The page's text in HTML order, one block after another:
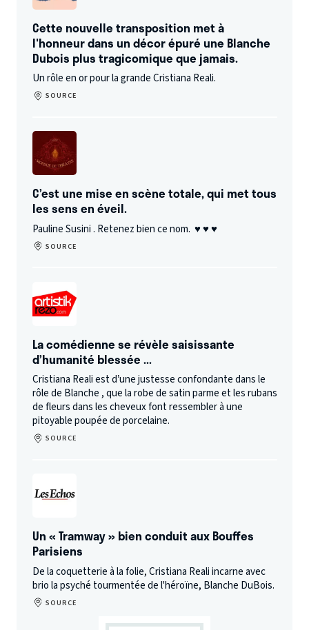
Opera Théâtre Metz Métropole
- 57000 METZ
Du 13/03/25 au 14/03/25 à 20:00
Théâtre du Casino Barrière
- 95880 ENGHIEN LES BAINS
Le 22/03/25 à 20:30
- 42000 ST ETIENNE
Le 29/03/25 à 20:30
Gare du Midi
- 64200 BIARRITZ
Le 02/04/25 à 20:30
Le Pin Galant
- 33700 MERIGNAC
Le 03/04/25 à 20:30
- 69300 CALUIRE ET CUIRE
Le 05/04/25 à 20:30
- 33120 ARCACHON
Le 10/04/25 à 20:30
Le Colisée
- 59100 ROUBAIX
Le 23/04/25 à 20:00
Palais des Congrès de Tours
Cette nouvelle transposition met à
l'honneur dans un décor épuré une Blanche
Dubois plus tragicomique que jamais.
Un rôle en or pour la grande Cristiana Reali.
SOURCE
C’est une mise en scène totale, qui met tous
les sens en éveil.
Pauline Susini . Retenez bien ce nom. ♥ ♥ ♥
SOURCE
La comédienne se révèle saisissante
d’humanité blessée ...
Cristiana Reali est d’une justesse confondante dans le
rôle de Blanche , que la robe de satin parme et les rubans
de fleurs dans les cheveux font ressembler à une
pitoyable poupée de porcelaine.
SOURCE
Un « Tramway » bien conduit aux Bouffes
Parisiens
De la coquetterie à la folie, Cristiana Reali incarne avec
brio la psyché tourmentée de l'héroïne, Blanche DuBois.
SOURCE